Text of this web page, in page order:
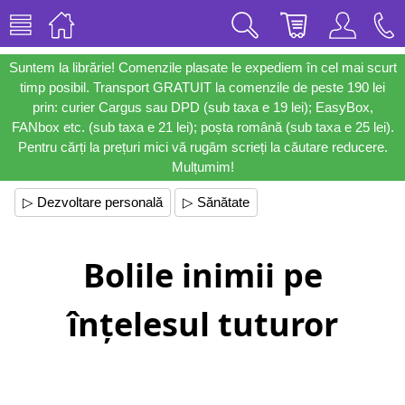
Suntem la librărie! Comenzile plasate le expediem în cel mai scurt
timp posibil. Transport GRATUIT la comenzile de peste 190 lei
prin: curier Cargus sau DPD (sub taxa e 19 lei); EasyBox,
FANbox etc. (sub taxa e 21 lei); poșta română (sub taxa e 25 lei).
Pentru cărți la prețuri mici vă rugăm scrieți la căutare reducere.
Mulțumim!
▷ Dezvoltare personală ▷ Sănătate
Bolile inimii pe
înțelesul tuturor